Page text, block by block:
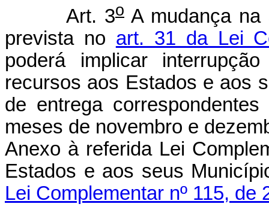
Art. 3o A mudança na
prevista no art. 31 da Lei
poderá implicar
recursos aos Estados e aos
de entrega
meses de novembro e
Anexo à referida Lei
Estados e aos seus
Lei Complementar nº 115, de